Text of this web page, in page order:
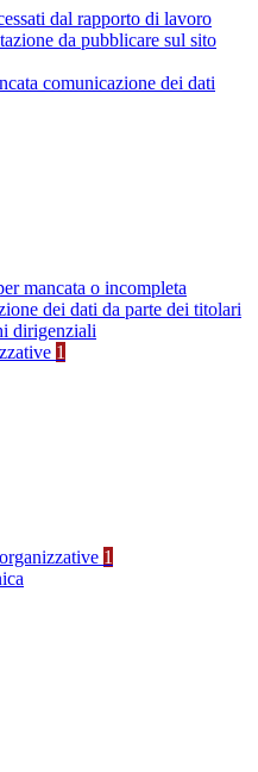
dal rapporto di lavoro
da pubblicare sul sito
comunicazione dei dati
mancata o incompleta
dei dati da parte dei titolari
dirigenziali
1
1